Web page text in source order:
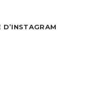
D’INSTAGRAM